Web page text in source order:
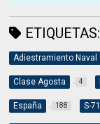
ETIQUETAS:
Adiestramiento Naval
Clase Agosta 4
España 188 S-71